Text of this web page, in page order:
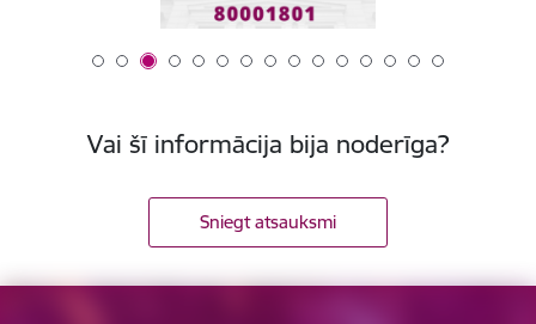
Vai šī informācija bija noderīga?
Sniegt atsauksmi